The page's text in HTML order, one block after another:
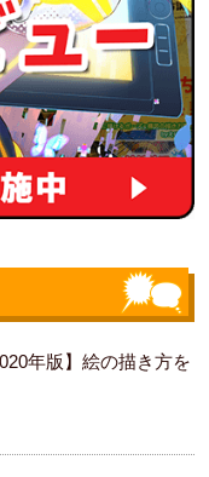
年版】絵の描き方を